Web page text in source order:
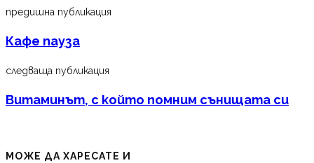
предишна публикация
Кафе пауза
следваща публикация
Витаминът, с който помним сънищата си
МОЖЕ ДА ХАРЕСАТЕ И